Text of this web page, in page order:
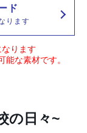
ド
ります
ります
な素材です。
の日々~